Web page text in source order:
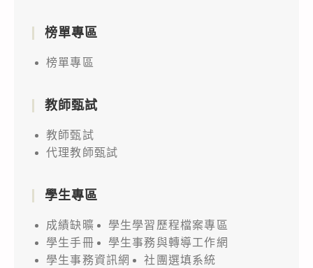
榜單專區
榜單專區
教師甄試
教師甄試
代理教師甄試
學生專區
成績缺曠
學生學習歷程檔案專區
學生手冊
學生事務與轉導工作網
學生事務資訊網
社團選填系統